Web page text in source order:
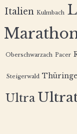
Italien Kulmbach
Oberschwarzach Pacer
Steigerwald
Ultra